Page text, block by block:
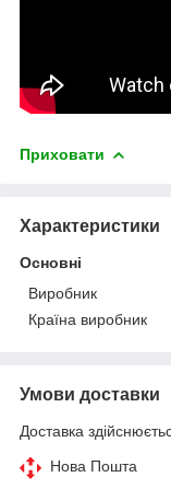
Приховати
Характеристики
Основні
Виробник
Країна виробник
Умови доставки
Доставка
Нова Пошта